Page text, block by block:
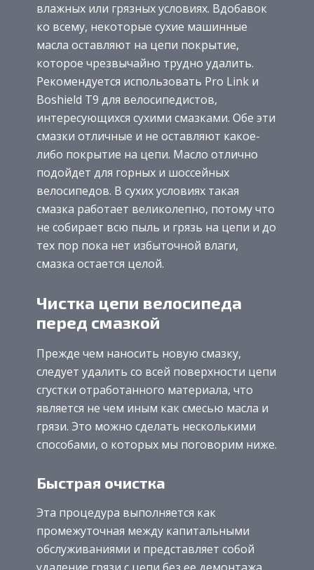
влажных или грязных условиях. Вдобавок
ко всему, некоторые сухие машинные
масла оставляют на цепи покрытие,
которое чрезвычайно трудно удалить.
Рекомендуется использовать Pro Link и
Boshield T9 для велосипедистов,
интересующихся сухими смазками. Обе эти
смазки отличные и не оставляют какое-
либо покрытие на цепи. Масло отлично
подойдет для горных и шоссейных
велосипедов. В сухих условиях такая
смазка работает великолепно, потому что
не собирает всю пыль и грязь на цепи и до
тех пор пока нет избыточной влаги,
смазка остается целой.
Чистка цепи велосипеда
перед смазкой
Прежде чем наносить новую смазку,
следует удалить со всей поверхности цепи
сгустки отработанного материала, что
является не чем иным как смесью масла и
грязи. Это можно сделать несколькими
способами, о которых мы поговорим ниже.
Быстрая очистка
Эта процедура выполняется как
промежуточная между капитальными
обслуживаниями и представляет собой